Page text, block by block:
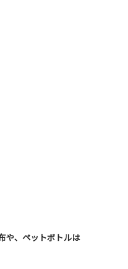
や、ペットボトルは